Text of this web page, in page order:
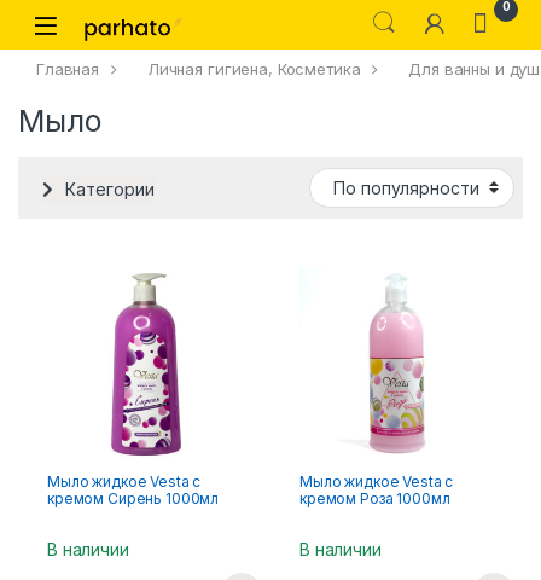
0
Главная Личная гигиена, Косметика Для ванны и
Мыло
Категории
Мыло жидкое Vesta с
кремом Сирень 1000мл
В наличии
Мыло жидкое Vesta с
кремом Роза 1000мл
В наличии